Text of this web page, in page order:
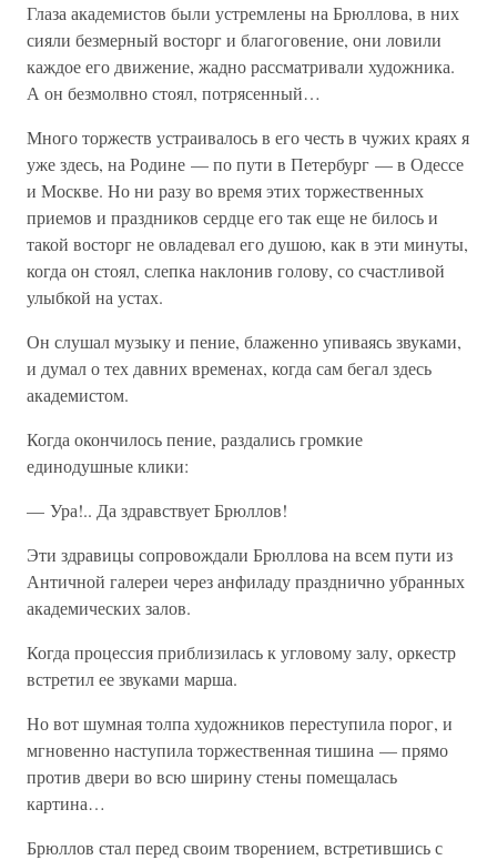
Глаза академистов были устремлены на Брюллова, в них
сияли безмерный восторг и благоговение, они ловили
каждое его движение, жадно рассматривали художника.
А он безмолвно стоял, потрясенный…
Много торжеств устраивалось в его честь в чужих краях я
уже здесь, на Родине — по пути в Петербург — в Одессе
и Москве. Но ни разу во время этих торжественных
приемов и праздников сердце его так еще не билось и
такой восторг не овладевал его душою, как в эти минуты,
когда он стоял, слепка наклонив голову, со счастливой
улыбкой на устах.
Он слушал музыку и пение, блаженно упиваясь звуками,
и думал о тех давних временах, когда сам бегал здесь
академистом.
Когда окончилось пение, раздались громкие
единодушные клики:
— Ура!.. Да здравствует Брюллов!
Эти здравицы сопровождали Брюллова на всем пути из
Античной галереи через анфиладу празднично убранных
академических залов.
Когда процессия приблизилась к угловому залу, оркестр
встретил ее звуками марша.
Но вот шумная толпа художников переступила порог, и
мгновенно наступила торжественная тишина — прямо
против двери во всю ширину стены помещалась
картина…
Брюллов стал перед своим творением, встретившись с